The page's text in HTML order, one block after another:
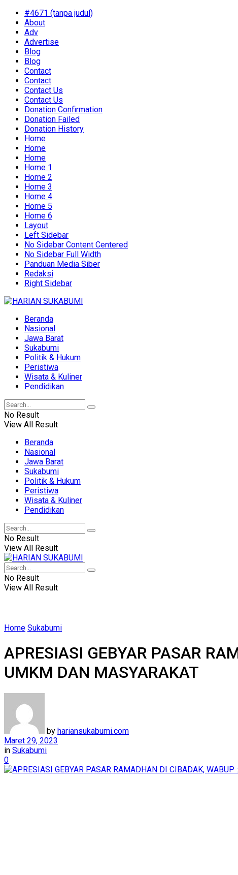
#4671 (tanpa judul)
About
Adv
Advertise
Blog
Blog
Contact
Contact
Contact Us
Contact Us
Donation Confirmation
Donation Failed
Donation History
Home
Home
Home
Home 1
Home 2
Home 3
Home 4
Home 5
Home 6
Layout
Left Sidebar
No Sidebar Content Centered
No Sidebar Full Width
Panduan Media Siber
Redaksi
Right Sidebar
Beranda
Nasional
Jawa Barat
Sukabumi
Politik & Hukum
Peristiwa
Wisata & Kuliner
Pendidikan
No Result
View All Result
Beranda
Nasional
Jawa Barat
Sukabumi
Politik & Hukum
Peristiwa
Wisata & Kuliner
Pendidikan
No Result
View All Result
No Result
View All Result
Home Sukabumi
APRESIASI GEBYAR PASAR
UMKM DAN MASYARAKAT
by hariansukabumi.com
Maret 29, 2023
in Sukabumi
0